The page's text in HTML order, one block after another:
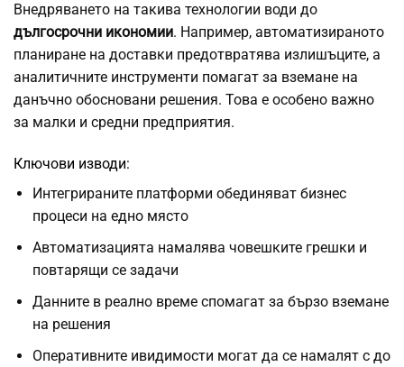
Внедряването на такива технологии води до
дългосрочни икономии. Например, автоматизираното
планиране на доставки предотвратява излишъците, а
аналитичните инструменти помагат за вземане на
данъчно обосновани решения. Това е особено важно
за малки и средни предприятия.
Ключови изводи:
Интегрираните платформи обединяват бизнес
процеси на едно място
Автоматизацията намалява човешките грешки и
повтарящи се задачи
Данните в реално време спомагат за бързо вземане
на решения
Оперативните ивидимости могат да се намалят с до